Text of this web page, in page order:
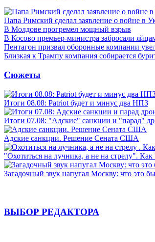
Папа Римский сделал заявление о войне в
В Молдове прогремел мощный взрыв
В Косово премьер-министра забросали
Пентагон призвал оборонные компании
Близкая к Трампу компания собирается
Сюжеты
Итоги 08.08: Patriot будет и минус два НПЗ
Итоги 07.08: "Адские" санкции и "парад"
Адские санкции. Решение Сената США
"Охотиться на лучника, а не на стрелу". Как
Загадочный звук напугал Москву: что это
ВЫБОР РЕДАКТОРА